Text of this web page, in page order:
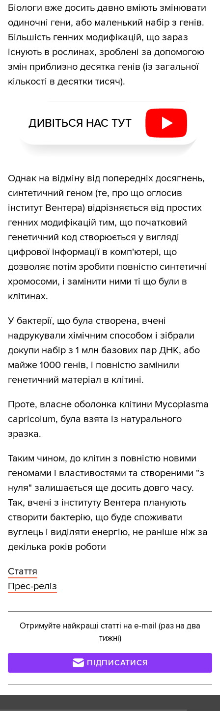
Біологи вже досить давно вміють змінювати
одиночні гени, або маленький набір з генів.
Більшість генних модифікацій, що зараз
існують в рослинах, зроблені за допомогою
змін приблизно десятка генів (із загальної
кількості в десятки тисяч).
ДИВІТЬСЯ НАС ТУТ
Однак на відміну від попередніх досягнень,
синтетичний геном (те, про що оглосив
інститут Вентера) відрізняється від простих
генних модифікацій тим, що початковий
генетичний код створюється у вигляді
цифрової інформації в комп'ютері, що
дозволяє потім зробити повністю синтетичні
хромосоми, і замінити ними ті що були в
клітинах.
У бактерії, що була створена, вчені
надрукували хімічним способом і зібрали
докупи набір з 1 млн базових пар ДНК, або
майже 1000 генів, і повністю замінили
генетичний матеріал в клітині.
Проте, власне оболонка клітини Mycoplasma
capricolum, була взята із натурального
зразка.
Таким чином, до клітин з повністю новими
геномами і властивостями та створеними "з
нуля" залишається ще досить довго часу.
Так, вчені з інституту Вентера планують
створити бактерію, що буде споживати
вуглець і виділяти енергію, не раніше ніж за
декілька років роботи
Стаття
Прес-реліз
Отримуйте найкращі статті на e-mail (раз на два
тижні)
ПІДПИСАТИСЯ